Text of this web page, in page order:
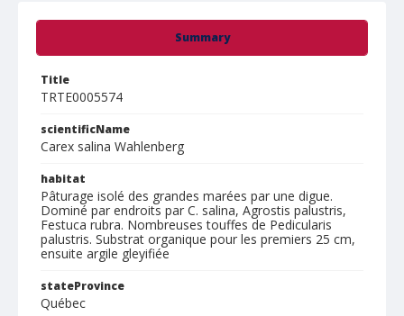
Summary
Title
TRTE0005574
scientificName
Carex salina Wahlenberg
habitat
Pâturage isolé des grandes marées par une digue.
Dominé par endroits par C. salina, Agrostis palustris,
Festuca rubra. Nombreuses touffes de Pedicularis
palustris. Substrat organique pour les premiers 25 cm,
ensuite argile gleyifiée
stateProvince
Québec